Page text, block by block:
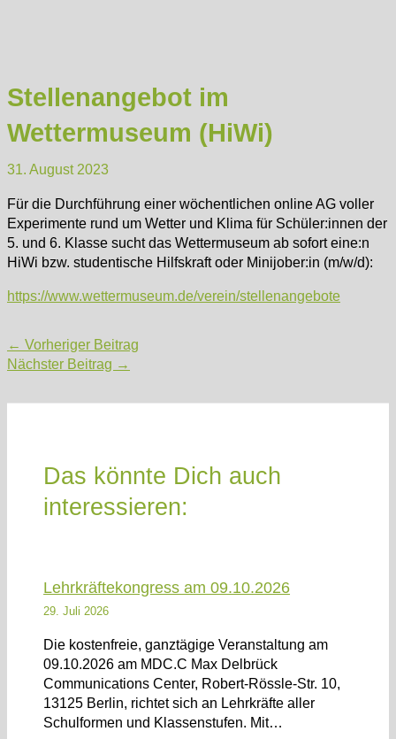
Stellenangebot im
Wettermuseum (HiWi)
31. August 2023
Für die Durchführung einer wöchentlichen online AG voller
Experimente rund um Wetter und Klima für Schüler:innen der
5. und 6. Klasse sucht das Wettermuseum ab sofort eine:n
HiWi bzw. studentische Hilfskraft oder Minijober:in (m/w/d):
https://www.wettermuseum.de/verein/stellenangebote
Post
navigation
← Vorheriger Beitrag
Nächster Beitrag →
Das könnte Dich auch
interessieren:
Lehrkräftekongress am 09.10.2026
29. Juli 2026
Die kostenfreie, ganztägige Veranstaltung am
09.10.2026 am MDC.C Max Delbrück
Communications Center, Robert-Rössle-Str. 10,
13125 Berlin, richtet sich an Lehrkräfte aller
Schulformen und Klassenstufen. Mit…